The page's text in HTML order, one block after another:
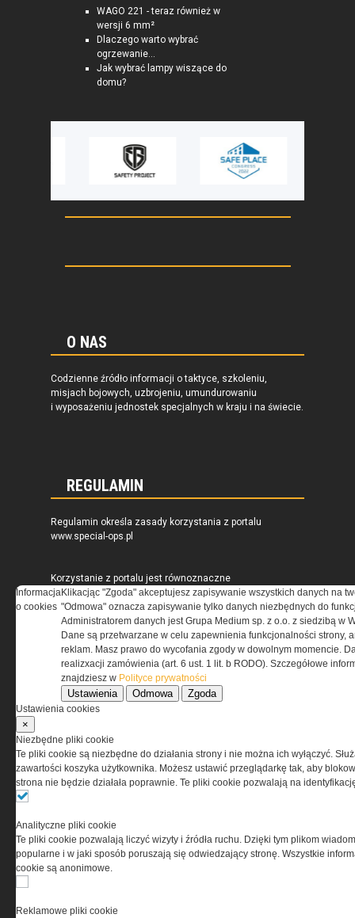
WAGO 221 - teraz również w
wersji 6 mm²
Dlaczego warto wybrać
ogrzewanie...
Jak wybrać lampy wiszące do
domu?
O NAS
Codzienne źródło informacji o taktyce, szkoleniu,
misjach bojowych, uzbrojeniu, umundurowaniu
i wyposażeniu jednostek specjalnych w kraju i na świecie.
REGULAMIN
Regulamin określa zasady korzystania z portalu
www.special-ops.pl
Korzystanie z portalu jest równoznaczne
z zaakceptowaniem warunków ustanowionych
przez Grupa MEDIUM Spółka z ograniczoną
odpowiedzialnością Spółka komandytowa, nr KRS:
0000537655, NIP 1132860378, REGON 146393437
(zwana dalej Grupa MEDIUM) w postaci Regulaminu.
Przeczytaj regulamin
PRYWATNOŚĆ
informacji na Twoim komputerze. Pliki cookies stosujemy
w celu świadczenia usług na najwyższym poziomie,
w tym w sposób dostosowany do indywidualnych potrzeb.
Korzystanie z witryny bez zmiany ustawień dotyczących
dokonać zmiany ustawień przeglądarki dotyczących
Informacja
o cookies
Klikacjąc "Zgoda" akceptujesz zapisywanie wszystkich danych na
"Odmowa" oznacza zapisywanie tylko danych niezbędnych do
Administratorem danych jest Grupa Medium sp. z o.o. z siedzibą w
Dane są przetwarzane w celu zapewnienia funkcjonalności strony,
reklam. Masz prawo do wycofania zgody w dowolnym momencie.
realizxacji zamówienia (art. 6 ust. 1 lit. b RODO). Szczegółowe
znajdziesz w Polityce prywatności
Ustawienia Odmowa Zgoda
Ustawienia cookies
×
Niezbędne pliki cookie
Te pliki cookie są niezbędne do działania strony i nie można ich wyłączyć.
zawartości koszyka użytkownika. Możesz ustawić przeglądarkę tak, aby
strona nie będzie działała poprawnie. Te pliki cookie pozwalają na
Analityczne pliki cookie
Te pliki cookie pozwalają liczyć wizyty i źródła ruchu. Dzięki tym plikom
popularne i w jaki sposób poruszają się odwiedzający stronę. Wszystkie
cookie są anonimowe.
Reklamowe pliki cookie